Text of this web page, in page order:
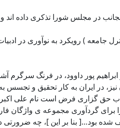
در مجلس شورا تذکری داده
) رویکرد به نوآوری در
ابراهیم پور داوود، در فرنگ
در ایران به کار تحقیق و تجسس
گزاری فرض است نام علی اکبر
را برای گردآوری مجموعه ی
شده بود…[ بنا بر این ]، چه